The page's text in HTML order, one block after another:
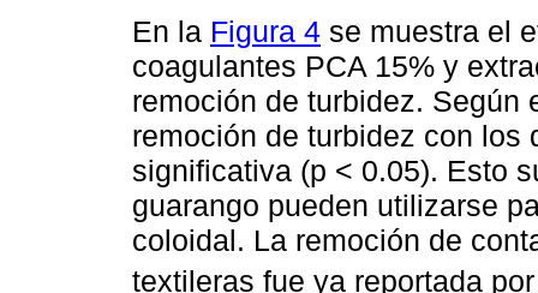
En la Figura 4 se muestra el
coagulantes PCA 15% y
remoción de turbidez. Según
remoción de turbidez con
significativa (p < 0.05). Esto
guarango pueden utilizarse
coloidal. La remoción de
textileras fue ya reportada